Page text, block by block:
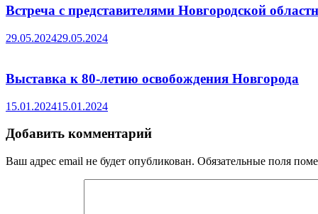
Встреча с представителями Новгородской
29.05.202429.05.2024
Выставка к 80-летию освобождения Новгорода
15.01.202415.01.2024
Добавить комментарий
Ваш адрес email не будет опубликован. Обязательные поля